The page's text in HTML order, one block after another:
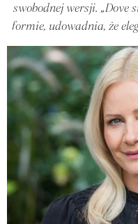
swobodnej wersji. „Dove
formie, udowadnia, że